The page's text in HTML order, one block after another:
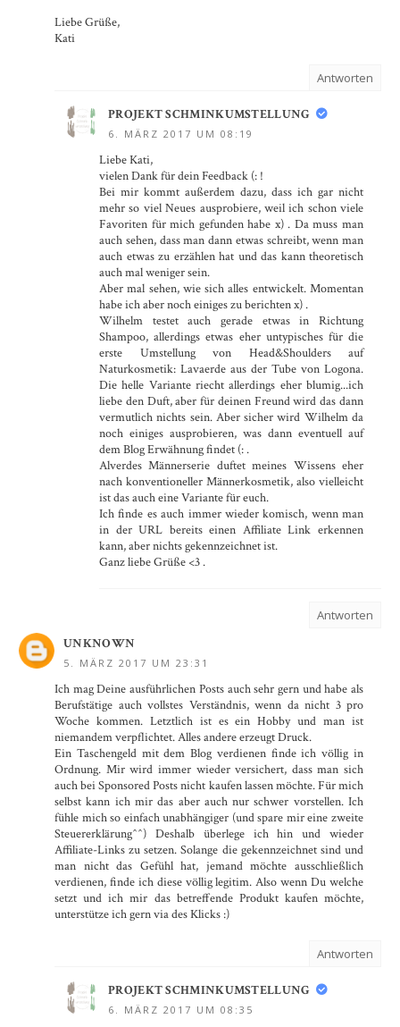
Liebe Grüße,
Kati
Antworten
PROJEKT SCHMINKUMSTELLUNG
6. MÄRZ 2017 UM 08:19
Liebe Kati,
vielen Dank für dein Feedback (: !
Bei mir kommt außerdem dazu, dass ich gar nicht
mehr so viel Neues ausprobiere, weil ich schon viele
Favoriten für mich gefunden habe x) . Da muss man
auch sehen, dass man dann etwas schreibt, wenn man
auch etwas zu erzählen hat und das kann theoretisch
auch mal weniger sein.
Aber mal sehen, wie sich alles entwickelt. Momentan
habe ich aber noch einiges zu berichten x) .
Wilhelm testet auch gerade etwas in Richtung
Shampoo, allerdings etwas eher untypisches für die
erste Umstellung von Head&Shoulders auf
Naturkosmetik: Lavaerde aus der Tube von Logona.
Die helle Variante riecht allerdings eher blumig...ich
liebe den Duft, aber für deinen Freund wird das dann
vermutlich nichts sein. Aber sicher wird Wilhelm da
noch einiges ausprobieren, was dann eventuell auf
dem Blog Erwähnung findet (: .
Alverdes Männerserie duftet meines Wissens eher
nach konventioneller Männerkosmetik, also vielleicht
ist das auch eine Variante für euch.
Ich finde es auch immer wieder komisch, wenn man
in der URL bereits einen Affiliate Link erkennen
kann, aber nichts gekennzeichnet ist.
Ganz liebe Grüße <3 .
Antworten
UNKNOWN
5. MÄRZ 2017 UM 23:31
Ich mag Deine ausführlichen Posts auch sehr gern und habe als
Berufstätige auch vollstes Verständnis, wenn da nicht 3 pro
Woche kommen. Letztlich ist es ein Hobby und man ist
niemandem verpflichtet. Alles andere erzeugt Druck.
Ein Taschengeld mit dem Blog verdienen finde ich völlig in
Ordnung. Mir wird immer wieder versichert, dass man sich
auch bei Sponsored Posts nicht kaufen lassen möchte. Für mich
selbst kann ich mir das aber auch nur schwer vorstellen. Ich
fühle mich so einfach unabhängiger (und spare mir eine zweite
Steuererklärung^^) Deshalb überlege ich hin und wieder
Affiliate-Links zu setzen. Solange die gekennzeichnet sind und
man nicht das Gefühl hat, jemand möchte ausschließlich
verdienen, finde ich diese völlig legitim. Also wenn Du welche
setzt und ich mir das betreffende Produkt kaufen möchte,
unterstütze ich gern via des Klicks :)
Antworten
PROJEKT SCHMINKUMSTELLUNG
6. MÄRZ 2017 UM 08:35